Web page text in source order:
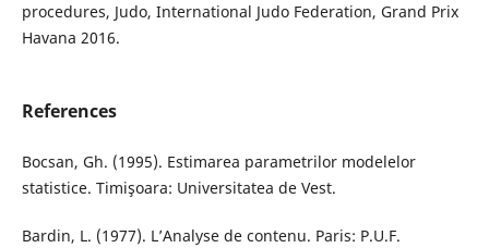
procedures, Judo, International Judo Federation, Grand Prix
Havana 2016.
References
Bocsan, Gh. (1995). Estimarea parametrilor modelelor
statistice. Timişoara: Universitatea de Vest.
Bardin, L. (1977). L’Analyse de contenu. Paris: P.U.F.